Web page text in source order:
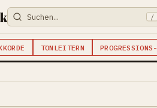
/
TONLEITERN